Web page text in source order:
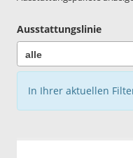
Ausstattungslinie
In Ihrer aktuellen